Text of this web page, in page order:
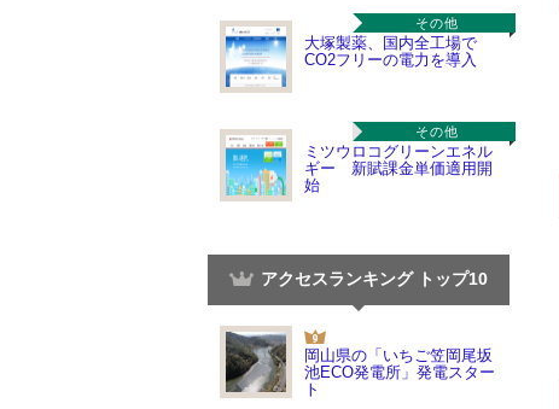
その他
大塚製薬、国内全工場で
CO2フリーの電力を導入
その他
ミツウロコグリーンエネル
ギー 新賦課金単価適用開
始
アクセスランキング トップ10
岡山県の「いちご笠岡尾坂
池ECO発電所」発電スター
ト